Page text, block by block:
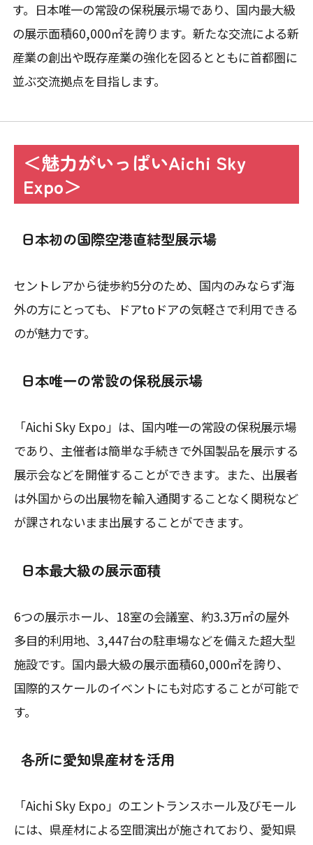
す。日本唯一の常設の保税展示場であり、国内最大級
の展示面積60,000㎡を誇ります。新たな交流による新
産業の創出や既存産業の強化を図るとともに首都圏に
並ぶ交流拠点を目指します。
＜魅力がいっぱいAichi Sky
Expo＞
日本初の国際空港直結型展示場
セントレアから徒歩約5分のため、国内のみならず海
外の方にとっても、ドアtoドアの気軽さで利用できる
のが魅力です。
日本唯一の常設の保税展示場
「Aichi Sky Expo」は、国内唯一の常設の保税展示場
であり、主催者は簡単な手続きで外国製品を展示する
展示会などを開催することができます。また、出展者
は外国からの出展物を輸入通関することなく関税など
が課されないまま出展することができます。
日本最大級の展示面積
6つの展示ホール、18室の会議室、約3.3万㎡の屋外
多目的利用地、3,447台の駐車場などを備えた超大型
施設です。国内最大級の展示面積60,000㎡を誇り、
国際的スケールのイベントにも対応することが可能で
す。
各所に愛知県産材を活用
「Aichi Sky Expo」のエントランスホール及びモール
には、県産材による空間演出が施されており、愛知県